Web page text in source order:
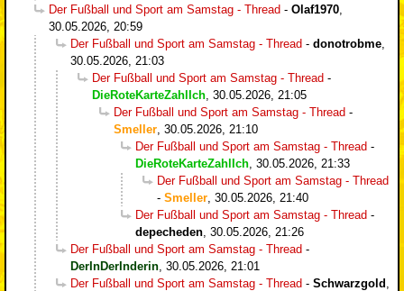
Der Fußball und Sport am Samstag - Thread - Olaf1970
30.05.2026, 20:59
Der Fußball und Sport am Samstag - Thread - donotrobme
30.05.2026, 21:03
Der Fußball und Sport am Samstag - Thread -
DieRoteKarteZahlIch 30.05.2026, 21:05
Der Fußball und Sport am Samstag - Thread -
Smeller 30.05.2026, 21:10
Der Fußball und Sport am Samstag - Thread -
DieRoteKarteZahlIch 30.05.2026, 21:33
Der Fußball und Sport am Samstag - Thread
- Smeller 30.05.2026, 21:40
Der Fußball und Sport am Samstag - Thread -
depecheden 30.05.2026, 21:26
Der Fußball und Sport am Samstag - Thread -
DerInDerInderin 30.05.2026, 21:01
Der Fußball und Sport am Samstag - Thread - Schwarzgold